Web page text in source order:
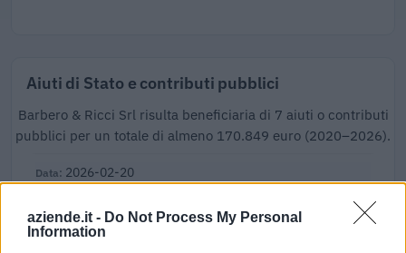
aziende.it - Do Not Process My Personal
Information
Aiuti di Stato e contributi pubblici
Barbero & Ricci Srl risulta beneficiaria di 7 aiuti o contributi
pubblici per un totale di almeno 170.849 euro (2020–2026).
2026-02-20
di lavoro
Agenzia Piemonte Lavoro